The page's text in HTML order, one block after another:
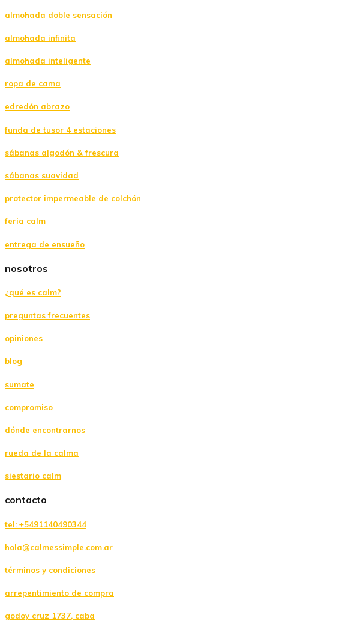
almohada doble sensación
almohada infinita
almohada inteligente
ropa de cama
edredón abrazo
funda de tusor 4 estaciones
sábanas algodón & frescura
sábanas suavidad
protector impermeable de colchón
feria calm
entrega de ensueño
nosotros
¿qué es calm?
preguntas frecuentes
opiniones
blog
sumate
compromiso
dónde encontrarnos
rueda de la calma
siestario calm
contacto
tel: +5491140490344
hola@calmessimple.com.ar
términos y condiciones
arrepentimiento de compra
godoy cruz 1737, caba